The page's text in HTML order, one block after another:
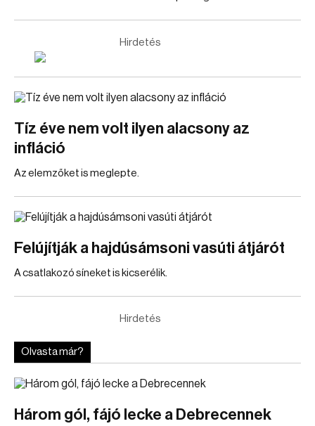
Hirdetés
Tíz éve nem volt ilyen alacsony az
infláció
Az elemzőket is meglepte.
Felújítják a hajdúsámsoni vasúti átjárót
A csatlakozó síneket is kicserélik.
Hirdetés
Olvasta már?
Három gól, fájó lecke a Debrecennek